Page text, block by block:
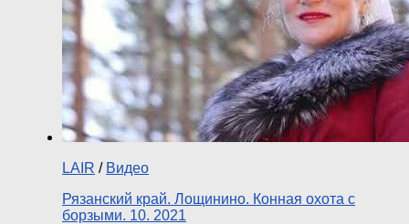
LAIR / Видео
Рязанский край. Лощинино. Конная охота с
борзыми. 10. 2021